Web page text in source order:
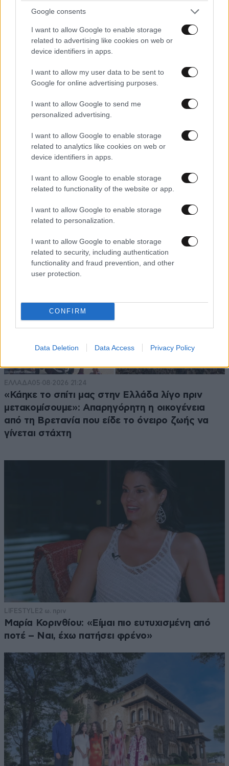
Google consents
I want to allow Google to enable storage
related to advertising like cookies on web or
device identifiers in apps.
I want to allow my user data to be sent to
Google for online advertising purposes.
I want to allow Google to send me
personalized advertising.
I want to allow Google to enable storage
related to analytics like cookies on web or
device identifiers in apps.
I want to allow Google to enable storage
related to functionality of the website or app.
I want to allow Google to enable storage
related to personalization.
I want to allow Google to enable storage
related to security, including authentication
functionality and fraud prevention, and other
user protection.
CONFIRM
Data Deletion Data Access Privacy Policy
ΕΛΛΑΔΑ05·08·2026 21:24
«Κάηκε το σπίτι μας στην Ελλάδα λίγο πριν
μετακομίσουμε»: Απαρηγόρητη η οικογένεια
από τη Βρετανία που είδε το όνειρο ζωής να
γίνεται στάχτη
LIFESTYLE2 ω. πριν
Μαρία Κορινθίου: «Είμαι πιο ευτυχισμένη από
ποτέ – Ναι, έχω πατήσει φρένο»